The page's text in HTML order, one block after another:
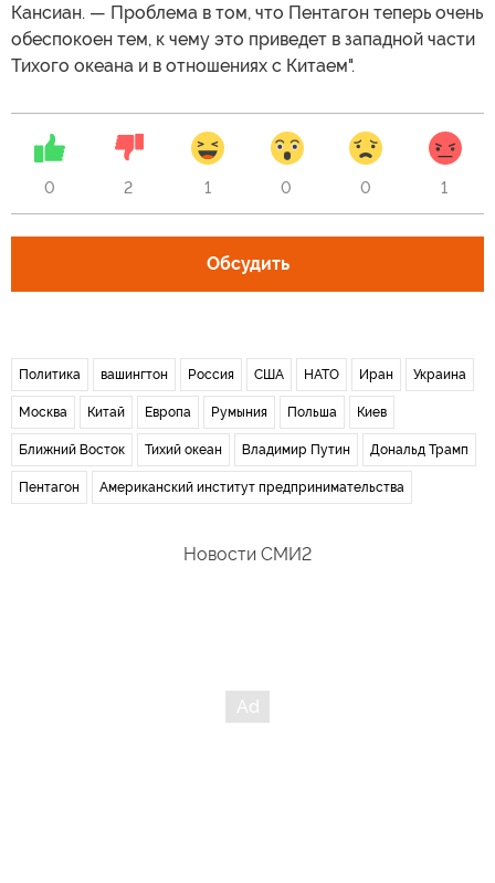
Кансиан. — Проблема в том, что Пентагон теперь очень
обеспокоен тем, к чему это приведет в западной части
Тихого океана и в отношениях с Китаем".
0 2 1 0 0 1
Обсудить
Политика вашингтон Россия США НАТО Иран Украина
Москва Китай Европа Румыния Польша Киев
Ближний Восток Тихий океан Владимир Путин Дональд Трамп
Пентагон Американский институт предпринимательства
Новости СМИ2